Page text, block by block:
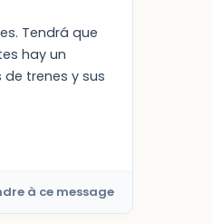
Tendrá que
hay un
trenes y sus
à ce message